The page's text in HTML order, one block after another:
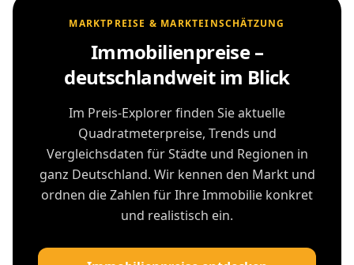
MARKTPREISE & MARKTEINSCHÄTZUNG
Immobilienpreise –
deutschlandweit im Blick
Im Preis-Explorer finden Sie aktuelle
Quadratmeterpreise, Trends und
Vergleichsdaten für Städte und Regionen in
ganz Deutschland. Wir kennen den Markt und
ordnen die Zahlen für Ihre Immobilie konkret
und realistisch ein.